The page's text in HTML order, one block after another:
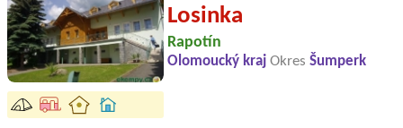
Losinka
Rapotín
Olomoucký kraj Okres Šumperk